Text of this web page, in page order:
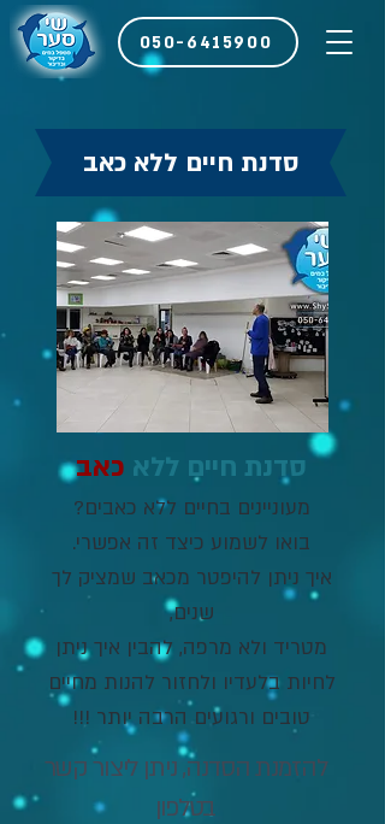
050-6415900
סדנת חיים ללא כאב
סדנת חיים ללא כאב
מעוניינים בחיים ללא כאבים?
בואו לשמוע כיצד זה אפשרי.
איך ניתן להיפטר מכאב שמציק לך
שנים,
מטריד ולא מרפה, להבין איך ניתן
לחיות בלעדיו ולחזור להנות מחיים
טובים ורגועים הרבה יותר !!!
להזמנת הסדנה, ניתןליצור קשר
בטלפון